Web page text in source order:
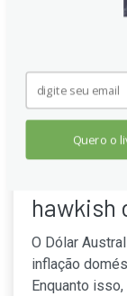
Dólar
apesar
hawkish
O Dólar
inflação
Enquanto
Quero o